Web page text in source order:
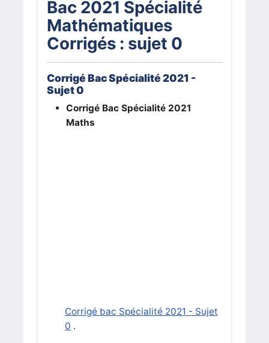
Bac 2021 Spécialité
Mathématiques
Corrigés : sujet 0
Corrigé Bac Spécialité 2021 -
Sujet 0
Corrigé Bac Spécialité 2021
Maths
Corrigé bac Spécialité 2021 - Sujet
0 .